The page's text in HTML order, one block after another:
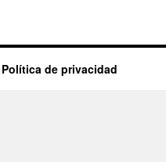
Política de privacidad